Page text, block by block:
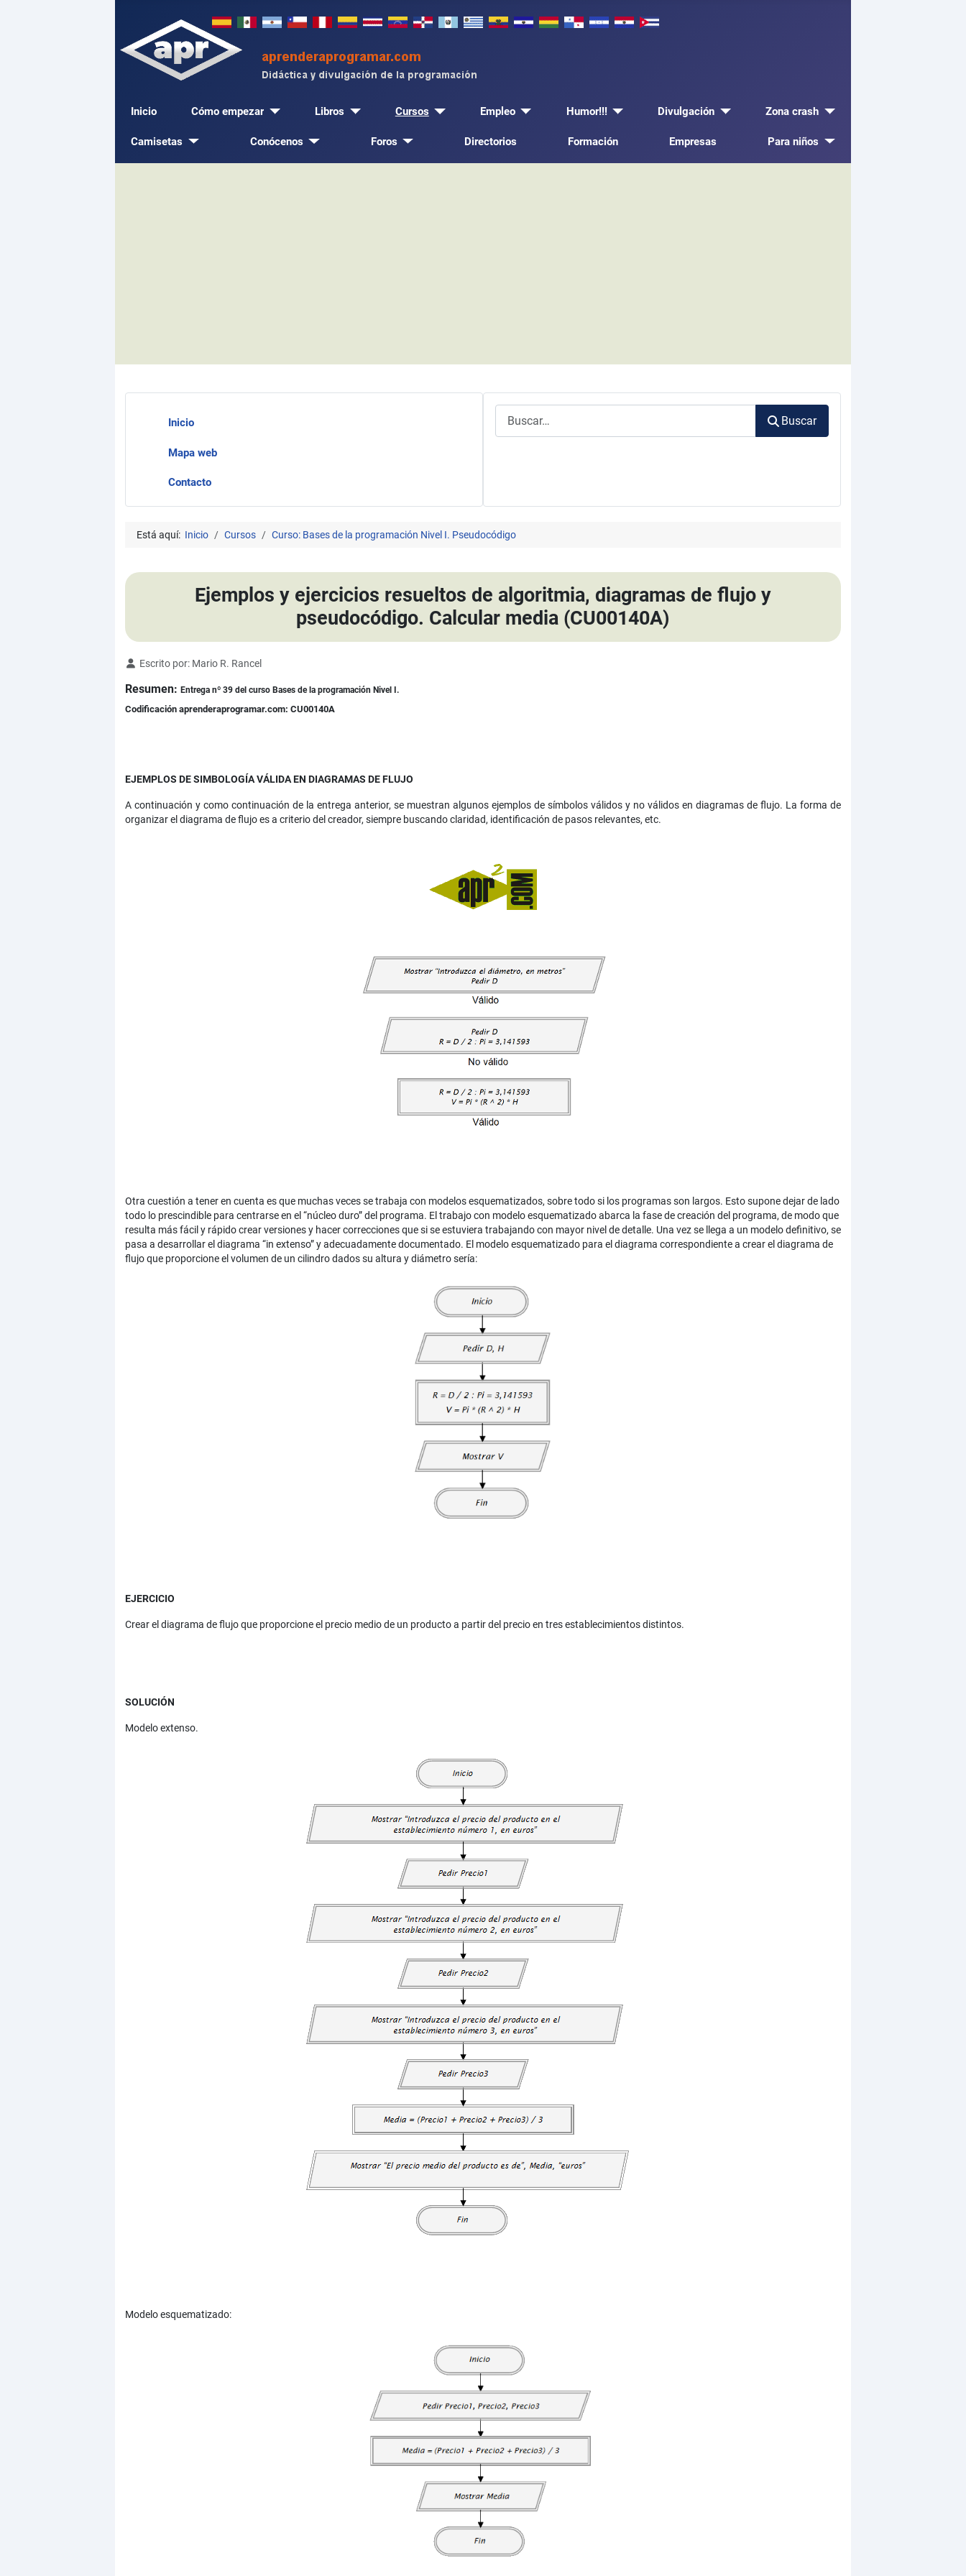
Inicio Cómo empezar Libros Cursos Empleo Humor!!! Divulgación Zona crash
Camisetas Conócenos Foros Directorios Formación Empresas Para niños
Inicio
Mapa web
Contacto
Buscar
Está aquí: Inicio Cursos Curso: Bases de la programación Nivel I. Pseudocódigo
Ejemplos y ejercicios resueltos de algoritmia, diagramas de flujo y
pseudocódigo. Calcular media (CU00140A)
Detalles
Escrito por: Mario R. Rancel
Resumen: Entrega nº 39 del curso Bases de la programación Nivel I.
Codificación aprenderaprogramar.com: CU00140A
EJEMPLOS DE SIMBOLOGÍA VÁLIDA EN DIAGRAMAS DE FLUJO
A continuación y como continuación de la entrega anterior, se muestran algunos ejemplos de símbolos válidos y no válidos en diagramas de flujo. La forma de
organizar el diagrama de flujo es a criterio del creador, siempre buscando claridad, identificación de pasos relevantes, etc.
Otra cuestión a tener en cuenta es que muchas veces se trabaja con modelos esquematizados, sobre todo si los programas son largos. Esto supone dejar de lado
todo lo prescindible para centrarse en el “núcleo duro” del programa. El trabajo con modelo esquematizado abarca la fase de creación del programa, de modo que
resulta más fácil y rápido crear versiones y hacer correcciones que si se estuviera trabajando con mayor nivel de detalle. Una vez se llega a un modelo definitivo, se
pasa a desarrollar el diagrama “in extenso” y adecuadamente documentado. El modelo esquematizado para el diagrama correspondiente a crear el diagrama de
flujo que proporcione el volumen de un cilindro dados su altura y diámetro sería:
EJERCICIO
Crear el diagrama de flujo que proporcione el precio medio de un producto a partir del precio en tres establecimientos distintos.
SOLUCIÓN
Modelo extenso.
Modelo esquematizado: